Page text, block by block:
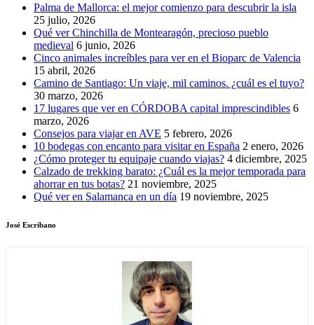
Palma de Mallorca: el mejor comienzo para descubrir la isla
25 julio, 2026
Qué ver Chinchilla de Montearagón, precioso pueblo
medieval 6 junio, 2026
Cinco animales increíbles para ver en el Bioparc de Valencia
15 abril, 2026
Camino de Santiago: Un viaje, mil caminos. ¿cuál es el tuyo?
30 marzo, 2026
17 lugares que ver en CÓRDOBA capital imprescindibles 6
marzo, 2026
Consejos para viajar en AVE 5 febrero, 2026
10 bodegas con encanto para visitar en España 2 enero, 2026
¿Cómo proteger tu equipaje cuando viajas? 4 diciembre, 2025
Calzado de trekking barato: ¿Cuál es la mejor temporada para
ahorrar en tus botas? 21 noviembre, 2025
Qué ver en Salamanca en un día 19 noviembre, 2025
José Escribano